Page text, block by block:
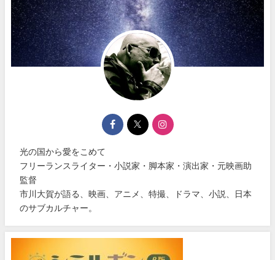
光の国から愛をこめて
フリーランスライター・小説家・脚本家・演出家・元映画助
監督
市川大賀が語る、映画、アニメ、特撮、ドラマ、小説、日本
のサブカルチャー。